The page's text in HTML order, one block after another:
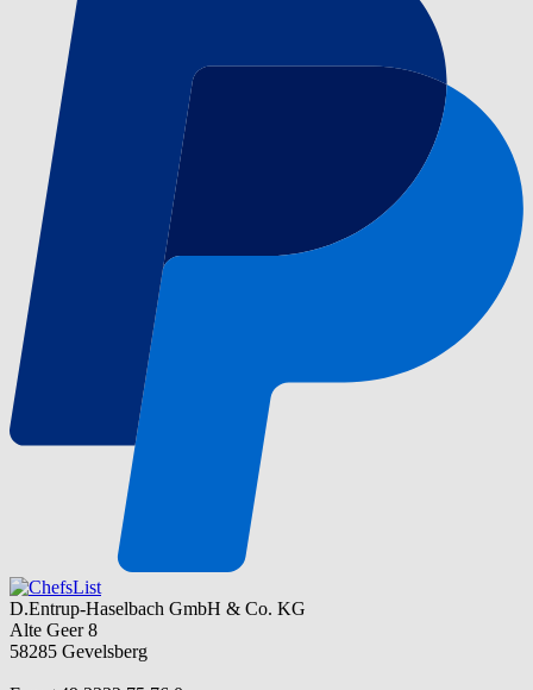
D.Entrup-Haselbach GmbH & Co. KG
Alte Geer 8
58285 Gevelsberg